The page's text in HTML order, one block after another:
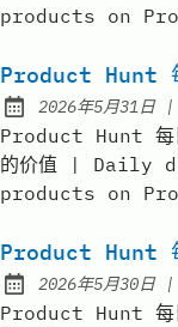
products on
Product Hunt
Published:
2026年5月31日|
Product Hunt 每日
的价值 | Daily
products on
Product Hunt
Published:
2026年5月30日|
Product Hunt 每日